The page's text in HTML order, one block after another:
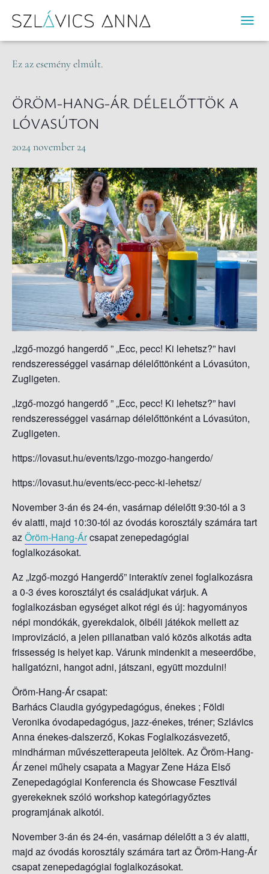
A
-
/
K
I
K
A
P
S
O
Á
S
« Összes Események
Ez az esemény elmúlt.
ÖRÖM-HANG-ÁR DÉLELŐTTÖK A
LÓVASÚTON
2024 november 24
„Izgő-mozgó hangerdő ” „Ecc, pecc! Ki lehetsz?” havi
rendszerességgel vasárnap délelőttönként a Lóvasúton,
Zugligeten.
„Izgő-mozgó hangerdő ” „Ecc, pecc! Ki lehetsz?” havi
rendszerességgel vasárnap délelőttönként a Lóvasúton,
Zugligeten.
https://lovasut.hu/events/izgo-mozgo-hangerdo/
https://lovasut.hu/events/ecc-pecc-ki-lehetsz/
November 3-án és 24-én, vasárnap délelőtt 9:30-tól a 3
év alatti, majd 10:30-tól az óvodás korosztály számára tart
azÖröm-Hang-Árcsapat zenepedagógiai
foglalkozásokat.
Az „Izgő-mozgó Hangerdő” interaktív zenei foglalkozásra
a 0-3 éves korosztályt és családjukat várjuk. A
foglalkozásban egységet alkot régi és új: hagyományos
népi mondókák, gyerekdalok, ölbéli játékok mellett az
improvizáció, a jelen pillanatban való közös alkotás adta
frissesség is helyet kap. Várunk mindenkit a meseerdőbe,
hallgatózni, hangot adni, játszani, együtt mozdulni!
Öröm-Hang-Ár csapat:
Barhács Claudia gyógypedagógus, énekes ; Földi
Veronika óvodapedagógus, jazz-énekes, tréner; Szlávics
Anna énekes-dalszerző, Kokas Foglalkozásvezető,
mindhárman művészetterapeuta jelöltek. Az Öröm-Hang-
Ár zenei műhely csapata a Magyar Zene Háza Első
Zenepedagógiai Konferencia és Showcase Fesztivál
gyerekeknek szóló workshop kategóriagyőztes
programjának alkotói.
November 3-án és 24-én, vasárnap délelőtt a 3 év alatti,
majd az óvodás korosztály számára tart az Öröm-Hang-Ár
csapat zenepedagógiai foglalkozásokat.